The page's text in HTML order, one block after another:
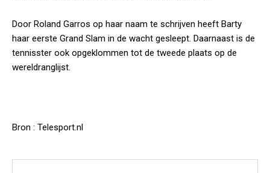
Door Roland Garros op haar naam te schrijven heeft Barty
haar eerste Grand Slam in de wacht gesleept. Daarnaast is de
tennisster ook opgeklommen tot de tweede plaats op de
wereldranglijst.
Bron : Telesport.nl